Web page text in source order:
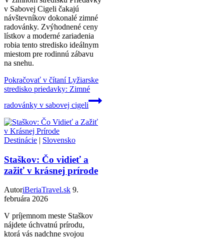
v Sabovej Cigeli čakajú
návštevníkov dokonalé zimné
radovánky. Zvýhodnené ceny
lístkov a moderné zariadenia
robia tento stredisko ideálnym
miestom pre rodinnú zábavu
na snehu.
Pokračovať v čítaníLyžiarske
stredisko priedavky: Zimné
radovánky v sabovej cigeli
Destinácie | Slovensko
Staškov: Čo vidieť a
zažiť v krásnej prírode
AutoriBeriaTravel.sk 9.
februára 2026
V príjemnom meste Staškov
nájdete úchvatnú prírodu,
ktorá vás nadchne svojou